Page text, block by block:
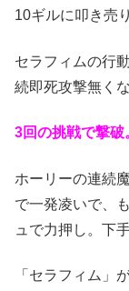
10ギルに叩き売
セラフィムの行
続即死攻撃無く
3回の挑戦で撃
ホーリーの連続
で一発凌いで、
ュで力押し。下
「セラフィム」